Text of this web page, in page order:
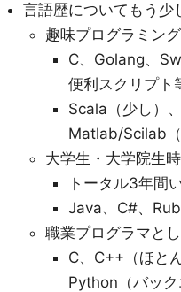
言語歴についてもう少
趣味プログラミン
C、Golang、
便利スクリプト
Scala（少し）
Matlab/Scilab（
大学生・大学院生
トータル3年間
Java、C#、
職業プログラマと
C、C++（ほと
Python（バッ